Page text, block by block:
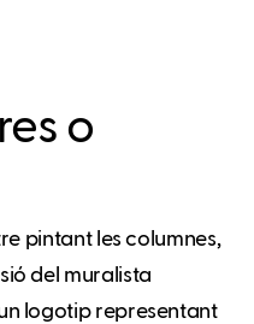
o
pintant les columnes,
del muralista
logotip representant